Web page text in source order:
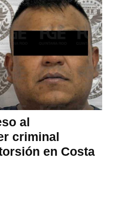
al
criminal
en Costa